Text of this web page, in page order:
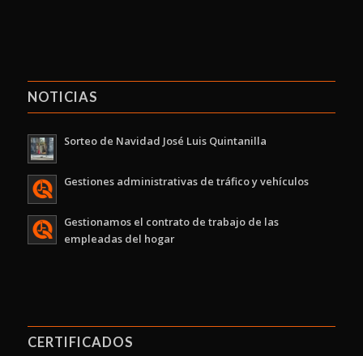
NOTICIAS
Sorteo de Navidad José Luis Quintanilla
Gestiones administrativas de tráfico y vehículos
Gestionamos el contrato de trabajo de las
empleadas del hogar
CERTIFICADOS